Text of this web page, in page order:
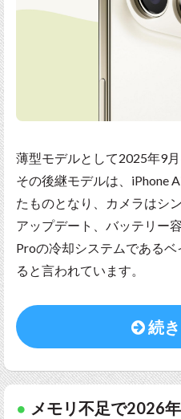
薄型モデルとして2025年9
その後継モデルは、iPhone
たものとなり、カメラはシ
アップデート、バッテリー
Proの冷却システムである
ると言われています。
続
メモリ不足で2026